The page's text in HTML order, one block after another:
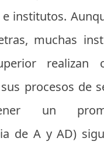
institutos.
muchas
realizan
procesos de
un
de A y AD)